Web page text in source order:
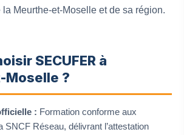
Meurthe-et-Moselle et de sa région.
SECUFER à
?
: Formation conforme aux
SNCF Réseau, délivrant l’attestation